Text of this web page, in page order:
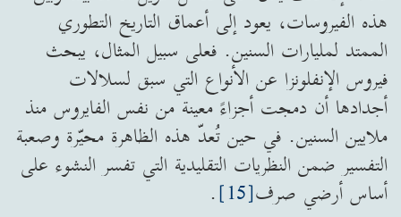
هذه الفيروسات، يعود إلى أعماق التاريخ التطوري
الممتد لمليارات السنين. فعلى سبيل المثال، يبحث
فيروس الإنفلونزا عن الأنواع التي سبق لسلالات
أجدادها أن دمجت أجزاءً معينة من نفس الفايروس منذ
ملايين السنين. في حين تُعدّ هذه الظاهرة محيّرة وصعبة
التفسير ضمن النظريات التقليدية التي تفسر النشوء على
أساس أرضي صرف[15]
.